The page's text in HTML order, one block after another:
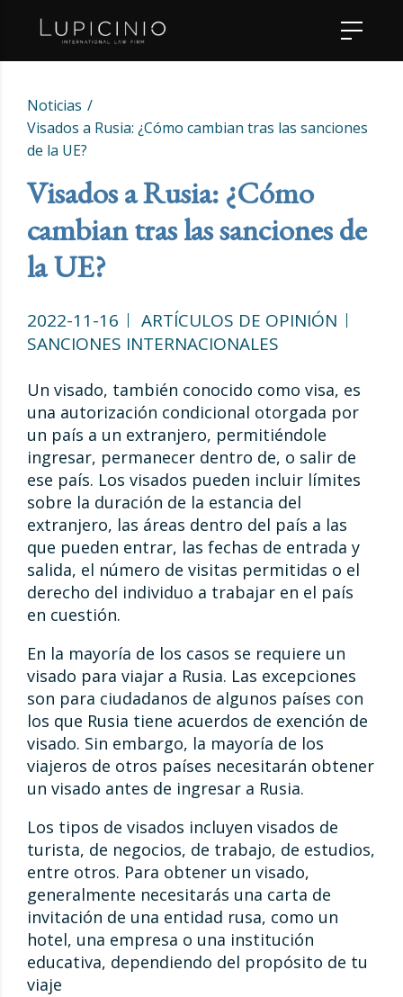
Noticias
Visados a Rusia: ¿Cómo cambian tras las sanciones
de la UE?
Visados a Rusia: ¿Cómo
cambian tras las sanciones de
la UE?
2022-11-16
ARTÍCULOS DE OPINIÓN
SANCIONES INTERNACIONALES
Un visado, también conocido como visa, es
una autorización condicional otorgada por
un país a un extranjero, permitiéndole
ingresar, permanecer dentro de, o salir de
ese país. Los visados pueden incluir límites
sobre la duración de la estancia del
extranjero, las áreas dentro del país a las
que pueden entrar, las fechas de entrada y
salida, el número de visitas permitidas o el
derecho del individuo a trabajar en el país
en cuestión.
En la mayoría de los casos se requiere un
visado para viajar a Rusia. Las excepciones
son para ciudadanos de algunos países con
los que Rusia tiene acuerdos de exención de
visado. Sin embargo, la mayoría de los
viajeros de otros países necesitarán obtener
un visado antes de ingresar a Rusia.
Los tipos de visados ​​incluyen visados ​​de
turista, de negocios, de trabajo, de estudios,
entre otros. Para obtener un visado,
generalmente necesitarás una carta de
invitación de una entidad rusa, como un
hotel, una empresa o una institución
educativa, dependiendo del propósito de tu
viaje